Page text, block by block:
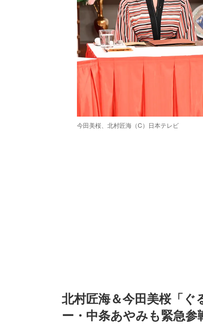
今田美桜、北村匠海（C）日本テレビ
北村匠海＆今田美桜「
ー・中条あやみも緊急参